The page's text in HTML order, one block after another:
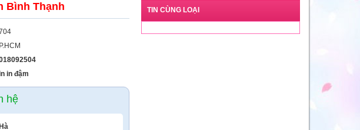
Bình Thạnh
in đậm
hệ
TIN CÙNG LOẠI